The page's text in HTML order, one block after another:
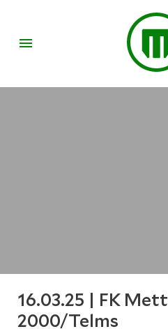
16.03.25 | FK
2000/Telms